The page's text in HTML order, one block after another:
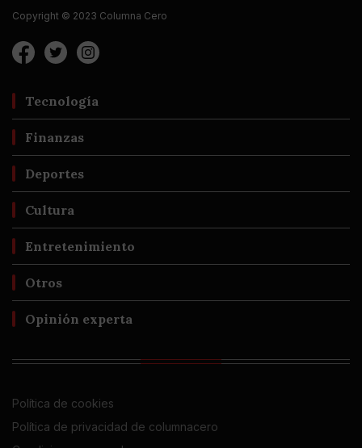
Copyright © 2023 Columna Cero
Tecnología
Finanzas
Deportes
Cultura
Entretenimiento
Otros
Opinión experta
Política de cookies
Política de privacidad de columnacero